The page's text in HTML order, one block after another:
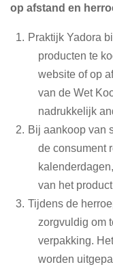
op afstand en
Praktijk Yadora
producten te
website of op
van de Wet
nadrukkelijk
Bij aankoop van
de consument
van het
Tijdens de
zorgvuldig om
verpakking.
worden